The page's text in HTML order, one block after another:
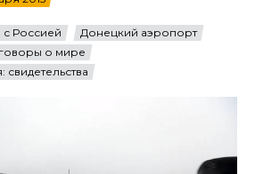
Россией
Донецкий аэропорт
о мире
свидетельства